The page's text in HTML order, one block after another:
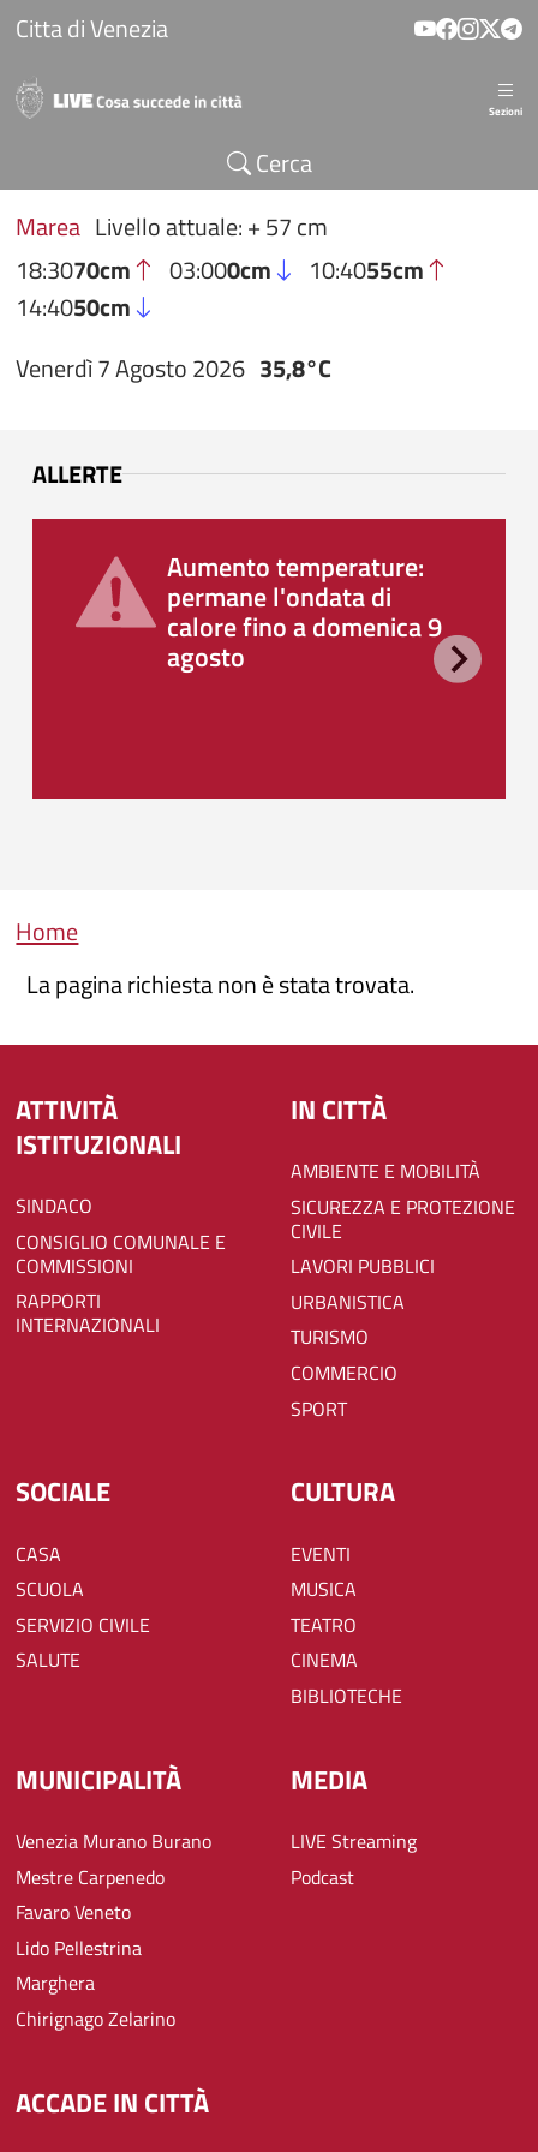
Salta al contenuto principale
Citta di Venezia
Sezioni
Cerca
Marea Livello attuale: + 57 cm
18:3070cm 03:000cm 10:4055cm
14:4050cm
Venerdì 7 Agosto 2026 35,8°C
ALLERTE
Aumento temperature:
permane l'ondata di
calore fino a domenica 9
agosto
Briciole di pane
Home
La pagina richiesta non è stata trovata.
ATTIVITÀ
ISTITUZIONALI
SINDACO
CONSIGLIO COMUNALE E
COMMISSIONI
RAPPORTI
INTERNAZIONALI
IN CITTÀ
AMBIENTE E MOBILITÀ
SICUREZZA E PROTEZIONE
CIVILE
LAVORI PUBBLICI
URBANISTICA
TURISMO
COMMERCIO
SPORT
SOCIALE
CASA
SCUOLA
SERVIZIO CIVILE
SALUTE
CULTURA
EVENTI
MUSICA
TEATRO
CINEMA
BIBLIOTECHE
MUNICIPALITÀ
Venezia Murano Burano
Mestre Carpenedo
Favaro Veneto
Lido Pellestrina
Marghera
Chirignago Zelarino
MEDIA
LIVE Streaming
Podcast
ACCADE IN CITTÀ